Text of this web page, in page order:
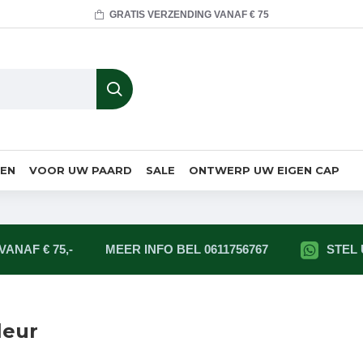
GRATIS VERZENDING VANAF € 75
VOOR UW PAARD SALE ONTWERP UW EIGEN CAP
€ 75,- MEER INFO BEL 0611756767 STEL